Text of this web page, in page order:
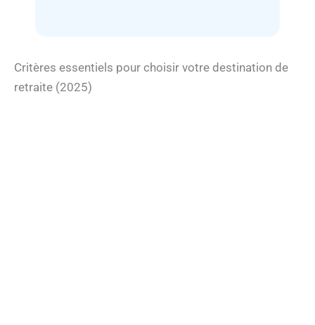
Critères essentiels pour choisir votre destination de
retraite (2025)